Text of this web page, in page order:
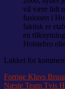
vil være lidt
fusionen i
faktisk er
en
Holstebro
Lukket for
Forrige Forrige
indlæg:
Klavs
Næste Næste
Team Tvis